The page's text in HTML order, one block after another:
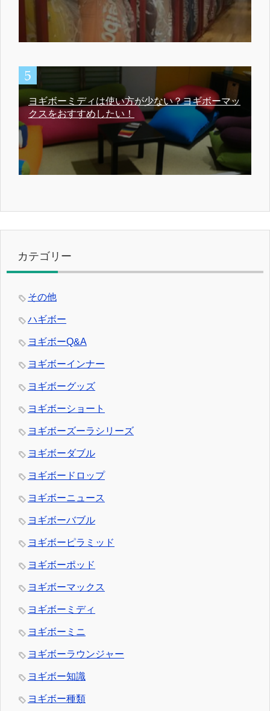
ヨギボーミディは使い方が少ない？ヨギボーマッ
クスをおすすめしたい！
カテゴリー
その他
ハギボー
ヨギボーQ&A
ヨギボーインナー
ヨギボーグッズ
ヨギボーショート
ヨギボーズーラシリーズ
ヨギボーダブル
ヨギボードロップ
ヨギボーニュース
ヨギボーバブル
ヨギボーピラミッド
ヨギボーポッド
ヨギボーマックス
ヨギボーミディ
ヨギボーミニ
ヨギボーラウンジャー
ヨギボー知識
ヨギボー種類